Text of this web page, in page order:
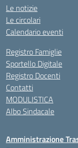
Le notizie
Le circolari
Calendario eventi
Registro Famiglie
Sportello Digitale
Registro Docenti
Contatti
MODULISTICA
Albo Sindacale
Amministrazione